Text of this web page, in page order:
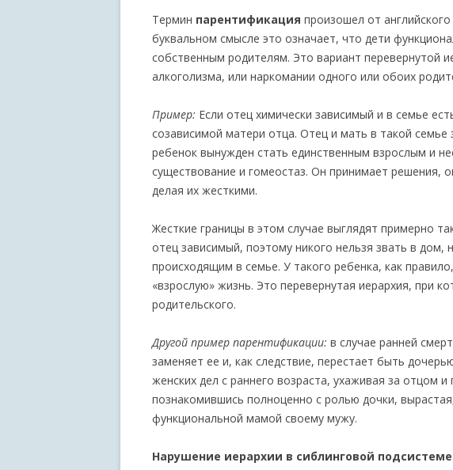
Термин парентификация произошел от
буквальном смысле это означает, что дети
собственным родителям. Это вариант перевернутой
алкоголизма, или наркомании одного или обоих
Пример: Если отец химически зависимый и в семье
созависимой матери отца. Отец и мать в такой
ребенок вынужден стать единственным взрослым и
существование и гомеостаз. Он принимает решения,
делая их жесткими.
Жесткие границы в этом случае выглядят примерно
отец зависимый, поэтому никого нельзя звать в дом,
происходящим в семье. У такого ребенка, как
«взрослую» жизнь. Это перевернутая иерархия, при
родительского.
Другой пример парентификации: в случае ранней
заменяет ее и, как следствие, перестает быть
женских дел с раннего возраста, ухаживая за отцом
познакомившись полноценно с ролью дочки,
функциональной мамой своему мужу.
Нарушение иерархии в сиблинговой подсистеме